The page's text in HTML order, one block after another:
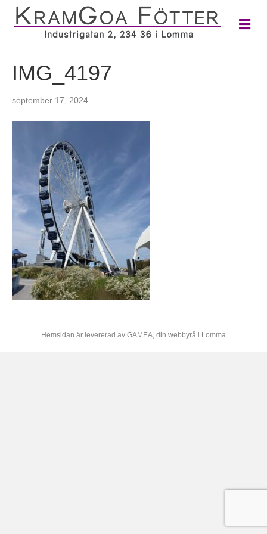
M
e
IMG_4197
september 17, 2024
Hemsidan är levererad av GAMEA, din webbyrå i Lomma